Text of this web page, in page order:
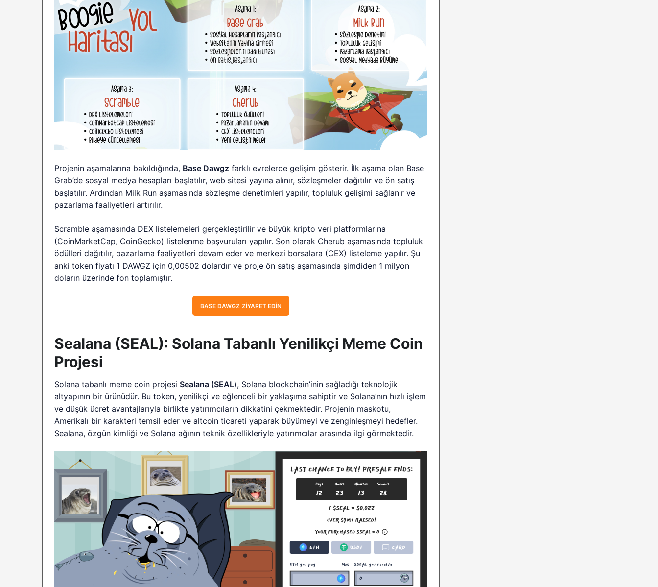
Projenin aşamalarına bakıldığında, Base Dawgz farklı evrelerde gelişim gösterir. İlk aşama olan Base
Grab’de sosyal medya hesapları başlatılır, web sitesi yayına alınır, sözleşmeler dağıtılır ve ön satış
başlatılır. Ardından Milk Run aşamasında sözleşme denetimleri yapılır, topluluk gelişimi sağlanır ve
pazarlama faaliyetleri artırılır.
Scramble aşamasında DEX listelemeleri gerçekleştirilir ve büyük kripto veri platformlarına
(CoinMarketCap, CoinGecko) listelenme başvuruları yapılır. Son olarak Cherub aşamasında topluluk
ödülleri dağıtılır, pazarlama faaliyetleri devam eder ve merkezi borsalara (CEX) listeleme yapılır. Şu
anki token fiyatı 1 DAWGZ için 0,00502 dolardır ve proje ön satış aşamasında şimdiden 1 milyon
doların üzerinde fon toplamıştır.
BASE DAWGZ ZIYARET EDIN
Sealana (SEAL): Solana Tabanlı Yenilikçi Meme Coin
Projesi
Solana tabanlı meme coin projesiSealana (SEAL), Solana blockchain’inin sağladığı teknolojik
altyapının bir ürünüdür. Bu token, yenilikçi ve eğlenceli bir yaklaşıma sahiptir ve Solana’nın hızlı işlem
ve düşük ücret avantajlarıyla birlikte yatırımcıların dikkatini çekmektedir. Projenin maskotu,
Amerikalı bir karakteri temsil eder ve altcoin ticareti yaparak büyümeyi ve zenginleşmeyi hedefler.
Sealana, özgün kimliği ve Solana ağının teknik özellikleriyle yatırımcılar arasında ilgi görmektedir.